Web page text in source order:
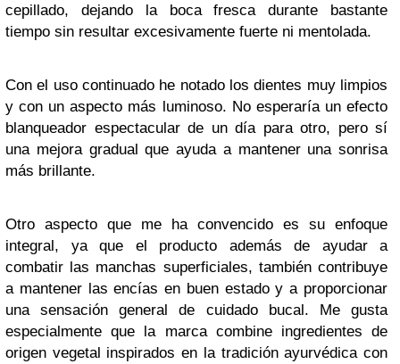
cepillado, dejando la boca fresca durante bastante
tiempo sin resultar excesivamente fuerte ni mentolada.
Con el uso continuado he notado los dientes muy limpios
y con un aspecto más luminoso. No esperaría un efecto
blanqueador espectacular de un día para otro, pero sí
una mejora gradual que ayuda a mantener una sonrisa
más brillante.
Otro aspecto que me ha convencido es su enfoque
integral, ya que el producto además de ayudar a
combatir las manchas superficiales, también contribuye
a mantener las encías en buen estado y a proporcionar
una sensación general de cuidado bucal. Me gusta
especialmente que la marca combine ingredientes de
origen vegetal inspirados en la tradición ayurvédica con